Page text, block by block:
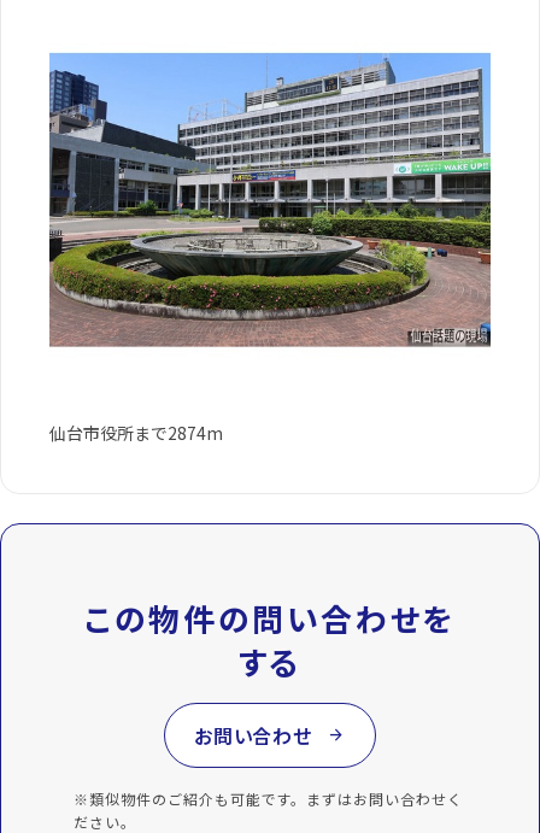
仙台市役所まで2874m
この物件の問い合わせを
する
お問い合わせ arrow_forward
※類似物件のご紹介も可能です。まずはお問い合わせく
ださい。